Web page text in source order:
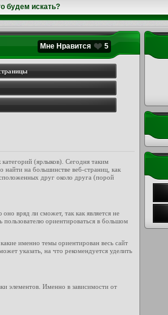
Мне Нравится 5
(ярлыков). Сегодня таким
найти на большинстве веб-страниц, как
друг около друга (порой
вряд ли сможет, так как является не
ориентироваться в большом
именно темы ориентирован весь сайт
указать, на что рекомендуется уделить
элементов. Именно в зависимости от